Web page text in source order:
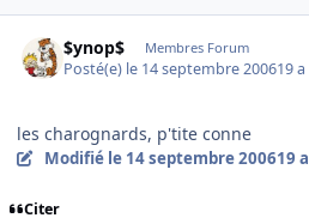
$ynop$ Membres Forum
Posté(e) le 14 septembre 200619 a
les charognards, p'tite conne
Modifié le 14 septembre 200619 a
Citer